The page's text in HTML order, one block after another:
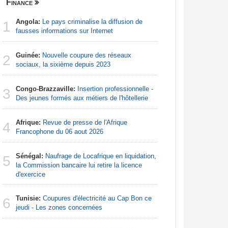
Finance
1 Angola: Le pays criminalise la diffusion de
fausses informations sur Internet
2 Guinée: Nouvelle coupure des réseaux
sociaux, la sixième depuis 2023
3 Congo-Brazzaville: Insertion professionnelle -
Des jeunes formés aux métiers de l'hôtellerie
4 Afrique: Revue de presse de l'Afrique
Francophone du 06 aout 2026
5 Sénégal: Naufrage de Locafrique en liquidation,
la Commission bancaire lui retire la licence
d'exercice
6 Tunisie: Coupures d'électricité au Cap Bon ce
jeudi - Les zones concernées